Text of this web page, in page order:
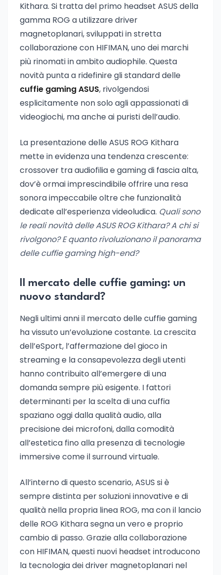
Kithara. Si tratta del primo headset ASUS della
gamma ROG a utilizzare driver
magnetoplanari, sviluppati in stretta
collaborazione con HIFIMAN, uno dei marchi
più rinomati in ambito audiophile. Questa
novità punta a ridefinire gli standard delle
cuffie gaming ASUS, rivolgendosi
esplicitamente non solo agli appassionati di
videogiochi, ma anche ai puristi dell’audio.
La presentazione delle ASUS ROG Kithara
mette in evidenza una tendenza crescente:
crossover tra audiofilia e gaming di fascia alta,
dov’è ormai imprescindibile offrire una resa
sonora impeccabile oltre che funzionalità
dedicate all’esperienza videoludica. Quali sono
le reali novità delle ASUS ROG Kithara? A chi si
rivolgono? E quanto rivoluzionano il panorama
delle cuffie gaming high-end?
Il mercato delle cuffie gaming: un
nuovo standard?
Negli ultimi anni il mercato delle cuffie gaming
ha vissuto un’evoluzione costante. La crescita
dell’eSport, l’affermazione del gioco in
streaming e la consapevolezza degli utenti
hanno contribuito all’emergere di una
domanda sempre più esigente. I fattori
determinanti per la scelta di una cuffia
spaziano oggi dalla qualità audio, alla
precisione dei microfoni, dalla comodità
all’estetica fino alla presenza di tecnologie
immersive come il surround virtuale.
All’interno di questo scenario, ASUS si è
sempre distinta per soluzioni innovative e di
qualità nella propria linea ROG, ma con il lancio
delle ROG Kithara segna un vero e proprio
cambio di passo. Grazie alla collaborazione
con HIFIMAN, questi nuovi headset introducono
la tecnologia dei driver magnetoplanari nel